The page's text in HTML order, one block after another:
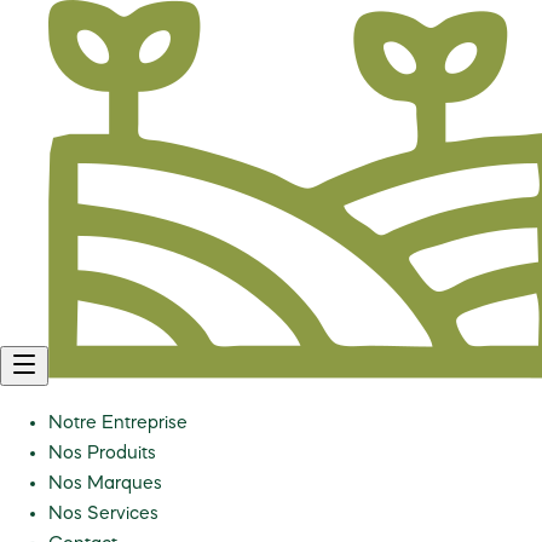
Notre Entreprise
Nos Produits
Nos Marques
Nos Services